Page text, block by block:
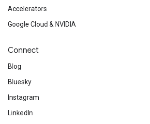
Accelerators
Google Cloud & NVIDIA
Connect
Blog
Bluesky
Instagram
LinkedIn